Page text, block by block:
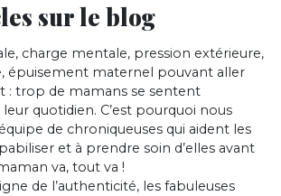
sur le blog
charge mentale, pression extérieure,
épuisement maternel pouvant aller
: trop de mamans se sentent
quotidien. C’est pourquoi nous
de chroniqueuses qui aident les
et à prendre soin d’elles avant
va, tout va !
de l’authenticité, les fabuleuses